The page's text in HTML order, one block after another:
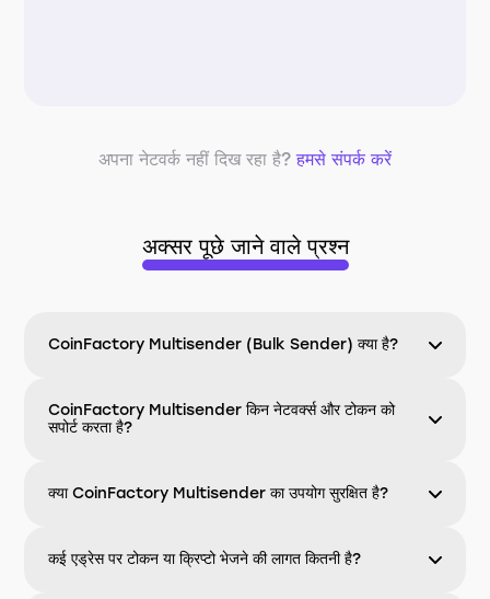
अपना नेटवर्क नहीं दिख रहा है? हमसे संपर्क करें
अक्सर पूछे जाने वाले प्रश्न
CoinFactory Multisender (Bulk Sender) क्या है?
CoinFactory Multisender किन नेटवर्क्स और टोकन को
सपोर्ट करता है?
क्या CoinFactory Multisender का उपयोग सुरक्षित है?
कई एड्रेस पर टोकन या क्रिप्टो भेजने की लागत कितनी है?